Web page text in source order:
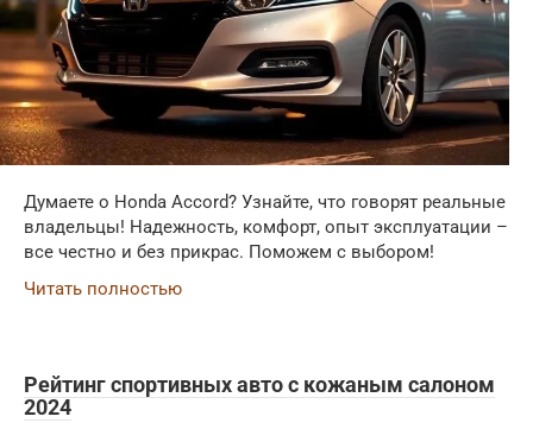
Думаете о Honda Accord? Узнайте, что говорят реальные
владельцы! Надежность, комфорт, опыт эксплуатации –
все честно и без прикрас. Поможем с выбором!
Читать полностью
Рейтинг спортивных авто с кожаным салоном
2024